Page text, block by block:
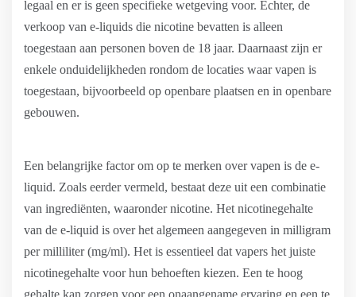
legaal en er is geen specifieke wetgeving voor. Echter, de
verkoop van e-liquids die nicotine bevatten is alleen
toegestaan aan personen boven de 18 jaar. Daarnaast zijn er
enkele onduidelijkheden rondom de locaties waar vapen is
toegestaan, bijvoorbeeld op openbare plaatsen en in openbare
gebouwen.
Een belangrijke factor om op te merken over vapen is de e-
liquid. Zoals eerder vermeld, bestaat deze uit een combinatie
van ingrediënten, waaronder nicotine. Het nicotinegehalte
van de e-liquid is over het algemeen aangegeven in milligram
per milliliter (mg/ml). Het is essentieel dat vapers het juiste
nicotinegehalte voor hun behoeften kiezen. Een te hoog
gehalte kan zorgen voor een onaangename ervaring en een te